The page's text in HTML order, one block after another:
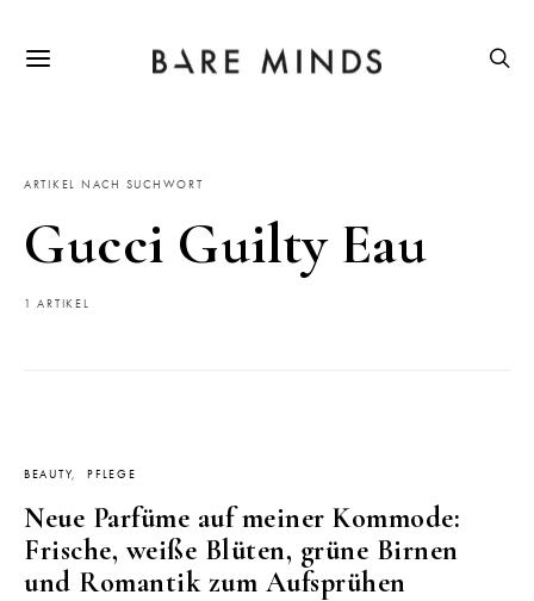
ARTIKEL NACH SUCHWORT
Gucci Guilty Eau
1 ARTIKEL
BEAUTY PFLEGE
Neue Parfüme auf meiner Kommode:
Frische, weiße Blüten, grüne Birnen
und Romantik zum Aufsprühen